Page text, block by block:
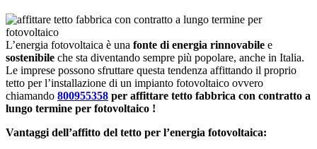
L’energia fotovoltaica è una fonte di energia rinnovabile e
sostenibile che sta diventando sempre più popolare, anche in Italia.
Le imprese possono sfruttare questa tendenza affittando il proprio
tetto per l’installazione di un impianto fotovoltaico ovvero
chiamando 800955358 per affittare tetto fabbrica con contratto a
lungo termine per fotovoltaico !
Vantaggi dell’affitto del tetto per l’energia fotovoltaica: